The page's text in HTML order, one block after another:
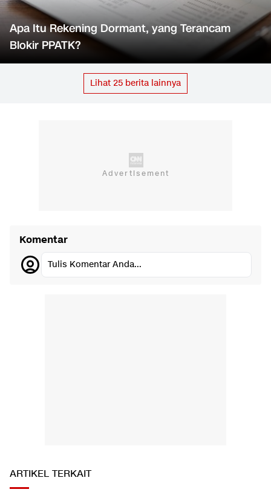
Apa Itu Rekening Dormant, yang Terancam
Blokir PPATK?
Lihat 25 berita lainnya
Komentar
Tulis Komentar Anda...
ARTIKEL TERKAIT